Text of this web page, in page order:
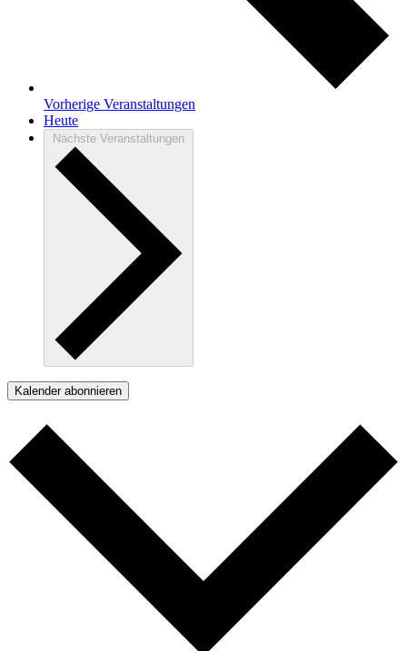
Vorherige Veranstaltungen
Heute
Nächste Veranstaltungen
Kalender abonnieren